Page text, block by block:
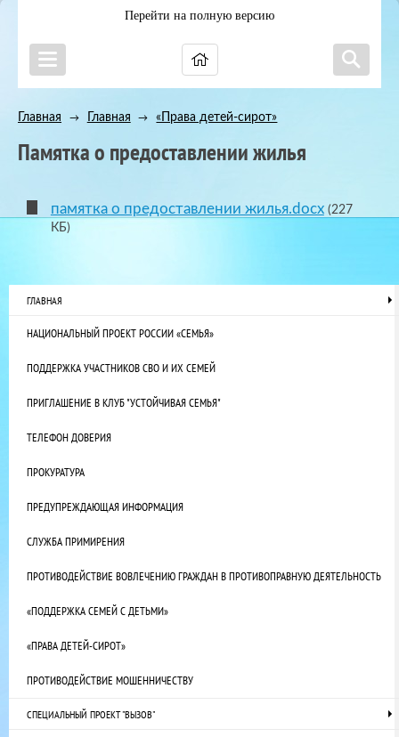
Перейти на полную версию
Главная → Главная → «Права детей-сирот»
Памятка о предоставлении жилья
памятка о предоставлении жилья.docx (227
КБ)
ГЛАВНАЯ
НАЦИОНАЛЬНЫЙ ПРОЕКТ РОССИИ «СЕМЬЯ»
ПОДДЕРЖКА УЧАСТНИКОВ СВО И ИХ СЕМЕЙ
ПРИГЛАШЕНИЕ В КЛУБ "УСТОЙЧИВАЯ СЕМЬЯ"
ТЕЛЕФОН ДОВЕРИЯ
ПРОКУРАТУРА
ПРЕДУПРЕЖДАЮЩАЯ ИНФОРМАЦИЯ
СЛУЖБА ПРИМИРЕНИЯ
ПРОТИВОДЕЙСТВИЕ ВОВЛЕЧЕНИЮ ГРАЖДАН В ПРОТИВОПРАВНУЮ ДЕЯТЕЛЬНОСТЬ
«ПОДДЕРЖКА СЕМЕЙ С ДЕТЬМИ»
«ПРАВА ДЕТЕЙ-СИРОТ»
ПРОТИВОДЕЙСТВИЕ МОШЕННИЧЕСТВУ
СПЕЦИАЛЬНЫЙ ПРОЕКТ "ВЫЗОВ"